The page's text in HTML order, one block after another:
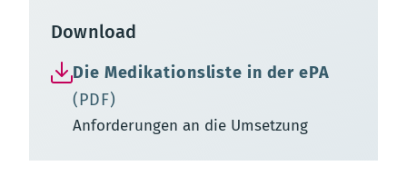
Download
Die Medikationsliste in der ePA
(PDF)
Anforderungen an die Umsetzung